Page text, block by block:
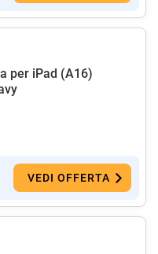
per iPad (A16)
VEDI OFFERTA